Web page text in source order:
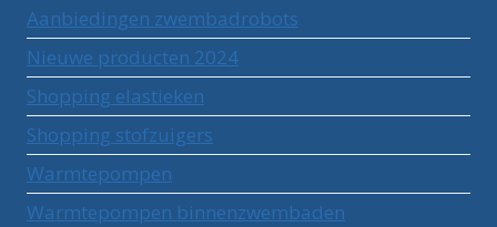
Aanbiedingen zwembadrobots
Nieuwe producten 2024
Shopping elastieken
Shopping stofzuigers
Warmtepompen
Warmtepompen binnenzwembaden